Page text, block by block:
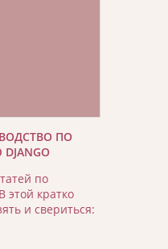
ПО
по
этой кратко
и свериться: